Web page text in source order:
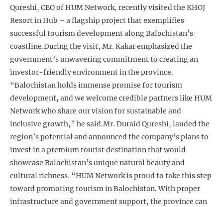
Qureshi, CEO of HUM Network, recently visited the KHOJ
Resort in Hub – a flagship project that exemplifies
successful tourism development along Balochistan’s
coastline.During the visit, Mr. Kakar emphasized the
government’s unwavering commitment to creating an
investor-friendly environment in the province.
“Balochistan holds immense promise for tourism
development, and we welcome credible partners like HUM
Network who share our vision for sustainable and
inclusive growth,” he said.Mr. Duraid Qureshi, lauded the
region’s potential and announced the company’s plans to
invest in a premium tourist destination that would
showcase Balochistan’s unique natural beauty and
cultural richness. “HUM Network is proud to take this step
toward promoting tourism in Balochistan. With proper
infrastructure and government support, the province can